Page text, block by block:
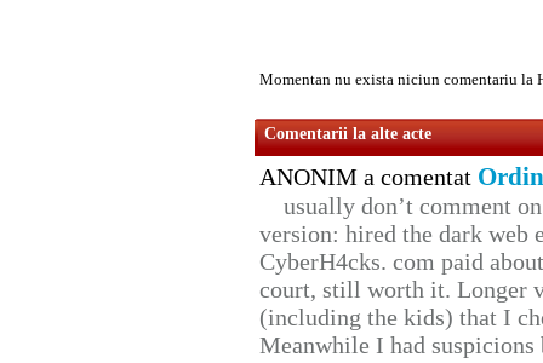
Momentan nu exista niciun comentariu la
Comentarii la alte acte
ANONIM a comentat
usually don’t comment
version: hired the dark web
CyberH4cks. com paid
court, still worth it. Longer
(including the kids) that I
Meanwhile I had